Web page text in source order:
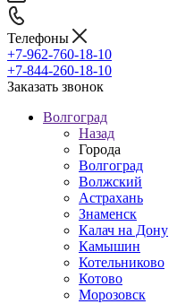
Телефоны
+7-962-760-18-10
+7-844-260-18-10
Заказать звонок
Волгоград
Назад
Города
Волгоград
Волжский
Астрахань
Знаменск
Калач на Дону
Камышин
Котельниково
Котово
Морозовск